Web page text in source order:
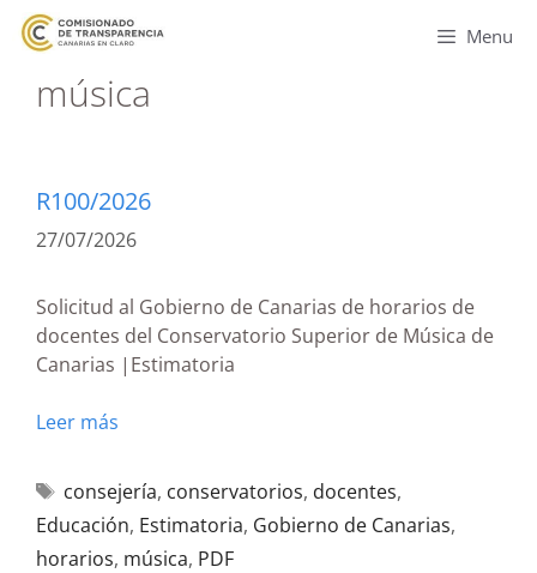
Menu
música
R100/2026
27/07/2026
Solicitud al Gobierno de Canarias de horarios de
docentes del Conservatorio Superior de Música de
Canarias |Estimatoria
Leer más
consejería, conservatorios, docentes,
Educación, Estimatoria, Gobierno de Canarias,
horarios, música, PDF